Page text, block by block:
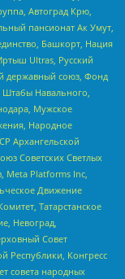
Автоград Крю,
пансионат Ак Умут,
Башкорт, Нация
Ultras, Русский
державный союз, Фонд
Навального,
Мужское
Народное
Архангельской
Советских Светлых
Meta Platforms Inc,
Движение
Татарстанское
Невоград,
Совет
Республики, Конгресс
совета народных